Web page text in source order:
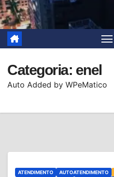
Categoria: enel
Auto Added by WPeMatico
ATENDIMENTO AUTOATENDIMENTO